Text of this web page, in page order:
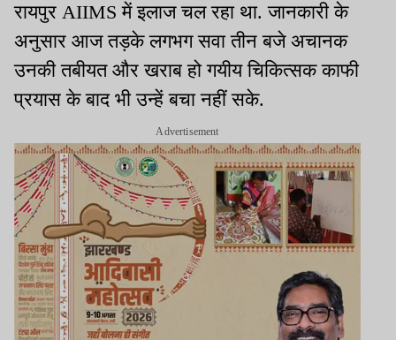
रायपुर AIIMS में इलाज चल रहा था. जानकारी के
अनुसार आज तड़के लगभग सवा तीन बजे अचानक
उनकी तबीयत और खराब हो गयीय चिकित्सक काफी
प्रयास के बाद भी उन्हें बचा नहीं सके.
Advertisement